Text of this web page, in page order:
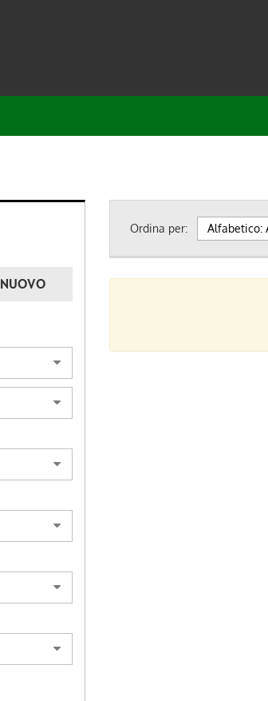
NUOVO
Ordina per: